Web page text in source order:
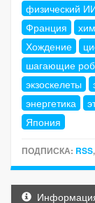
физический
Франция
Хождение
шагающие
экзоскелеты
энергетика
Япония
ПОДПИСКА: RSS,